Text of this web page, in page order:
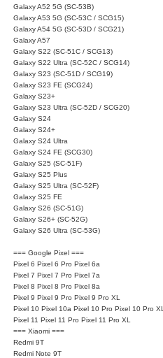
Galaxy A52 5G (SC-53B)
Galaxy A53 5G (SC-53C / SCG15)
Galaxy A54 5G (SC-53D / SCG21)
Galaxy A57
Galaxy S22 (SC-51C / SCG13)
Galaxy S22 Ultra (SC-52C / SCG14)
Galaxy S23 (SC-51D / SCG19)
Galaxy S23 FE (SCG24)
Galaxy S23+
Galaxy S23 Ultra (SC-52D / SCG20)
Galaxy S24
Galaxy S24+
Galaxy S24 Ultra
Galaxy S24 FE (SCG30)
Galaxy S25 (SC-51F)
Galaxy S25 Plus
Galaxy S25 Ultra (SC-52F)
Galaxy S25 FE
Galaxy S26 (SC-51G)
Galaxy S26+ (SC-52G)
Galaxy S26 Ultra (SC-53G)
=== Google Pixel ===
Pixel 6 Pixel 6 Pro Pixel 6a
Pixel 7 Pixel 7 Pro Pixel 7a
Pixel 8 Pixel 8 Pro Pixel 8a
Pixel 9 Pixel 9 Pro Pixel 9 Pro XL
Pixel 10 Pixel 10a Pixel 10 Pro Pixel 10 Pro XL
Pixel 11 Pixel 11 Pro Pixel 11 Pro XL
=== Xiaomi ===
Redmi 9T
Redmi Note 9T